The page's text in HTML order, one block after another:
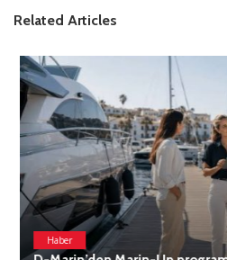
Related Articles
Haber